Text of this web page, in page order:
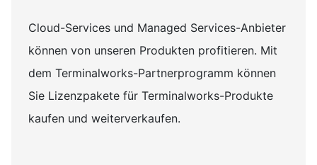
Cloud-Services und Managed Services-Anbieter
können von unseren Produkten profitieren. Mit
dem Terminalworks-Partnerprogramm können
Sie Lizenzpakete für Terminalworks-Produkte
kaufen und weiterverkaufen.